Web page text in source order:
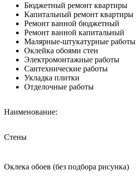
Бюджетный ремонт квартиры
Капитальный ремонт квартиры
Ремонт ванной бюджетный
Ремонт ванной капитальный
Малярные-штукатурные работы
Оклейка обоями стен
Электромонтажные работы
Сантехнические работы
Укладка плитки
Отделочные работы
Наименование:
Стены
Оклека обоев (без подбора рисунка)